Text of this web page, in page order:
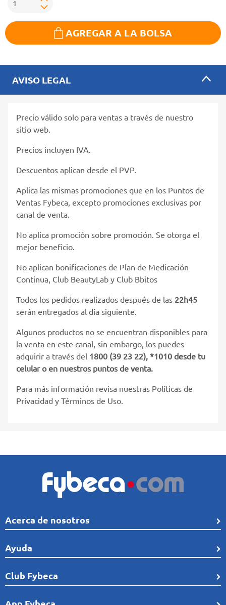
AGREGAR A LA BOLSA
AVISO LEGAL
Precio válido solo para ventas a través de nuestro
sitio web.
Precios incluyen IVA.
Descuentos aplican desde el PVP.
Aplica las mismas promociones que en los Puntos de
Ventas Fybeca, excepto promociones exclusivas por
canal de venta.
No aplica promoción sobre promoción. Se otorga el
mejor beneficio.
No aplican bonificaciones de Plan de Medicación
Continua, Club BeautyLab y Club Bbitos
Todos los pedidos realizados después de las 22h45
serán entregados al día siguiente.
Algunos productos no se encuentran disponibles para
la venta en este canal, sin embargo, los puedes
adquirir a través del 1800 (39 23 22), *1010 desde tu
celular o en nuestros puntos de venta.
Para más información revisa nuestras Políticas de
Privacidad y Términos de Uso.
Acerca de nosotros
Quiénes Somos
Línea de tiempo
Comunidad
Ayuda
Preguntas frecuentes
Cobertura
Club Fybeca
¿Qué es el Club Fybeca?